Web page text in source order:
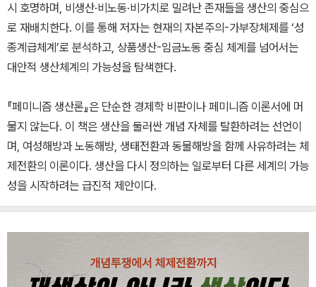
시 호명하며, 비생산·비노동·비가치로 밀려난 존재들을 생산의 중심으
로 재배치한다. 이를 통해 저자는 현재의 자본주의-가부장체제를 ‘성
종계급체계’로 분석하고, 상품생산-임금노동 중심 체계를 넘어서는
대안적 생산체계의 가능성을 탐색한다.
『페미니즘 생산론』은 단순한 경제학 비판이나 페미니즘 이론서에 머
물지 않는다. 이 책은 생산을 둘러싼 개념 자체를 탈환하려는 선언이
며, 여성해방과 노동해방, 생태전환과 동물해방을 함께 사유하려는 체
제전환의 이론이다. 생산을 다시 정의하는 일로부터 다른 세계의 가능
성을 시작하려는 급진적 제안이다.